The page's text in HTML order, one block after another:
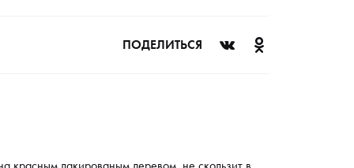
ПОДЕЛИТЬСЯ